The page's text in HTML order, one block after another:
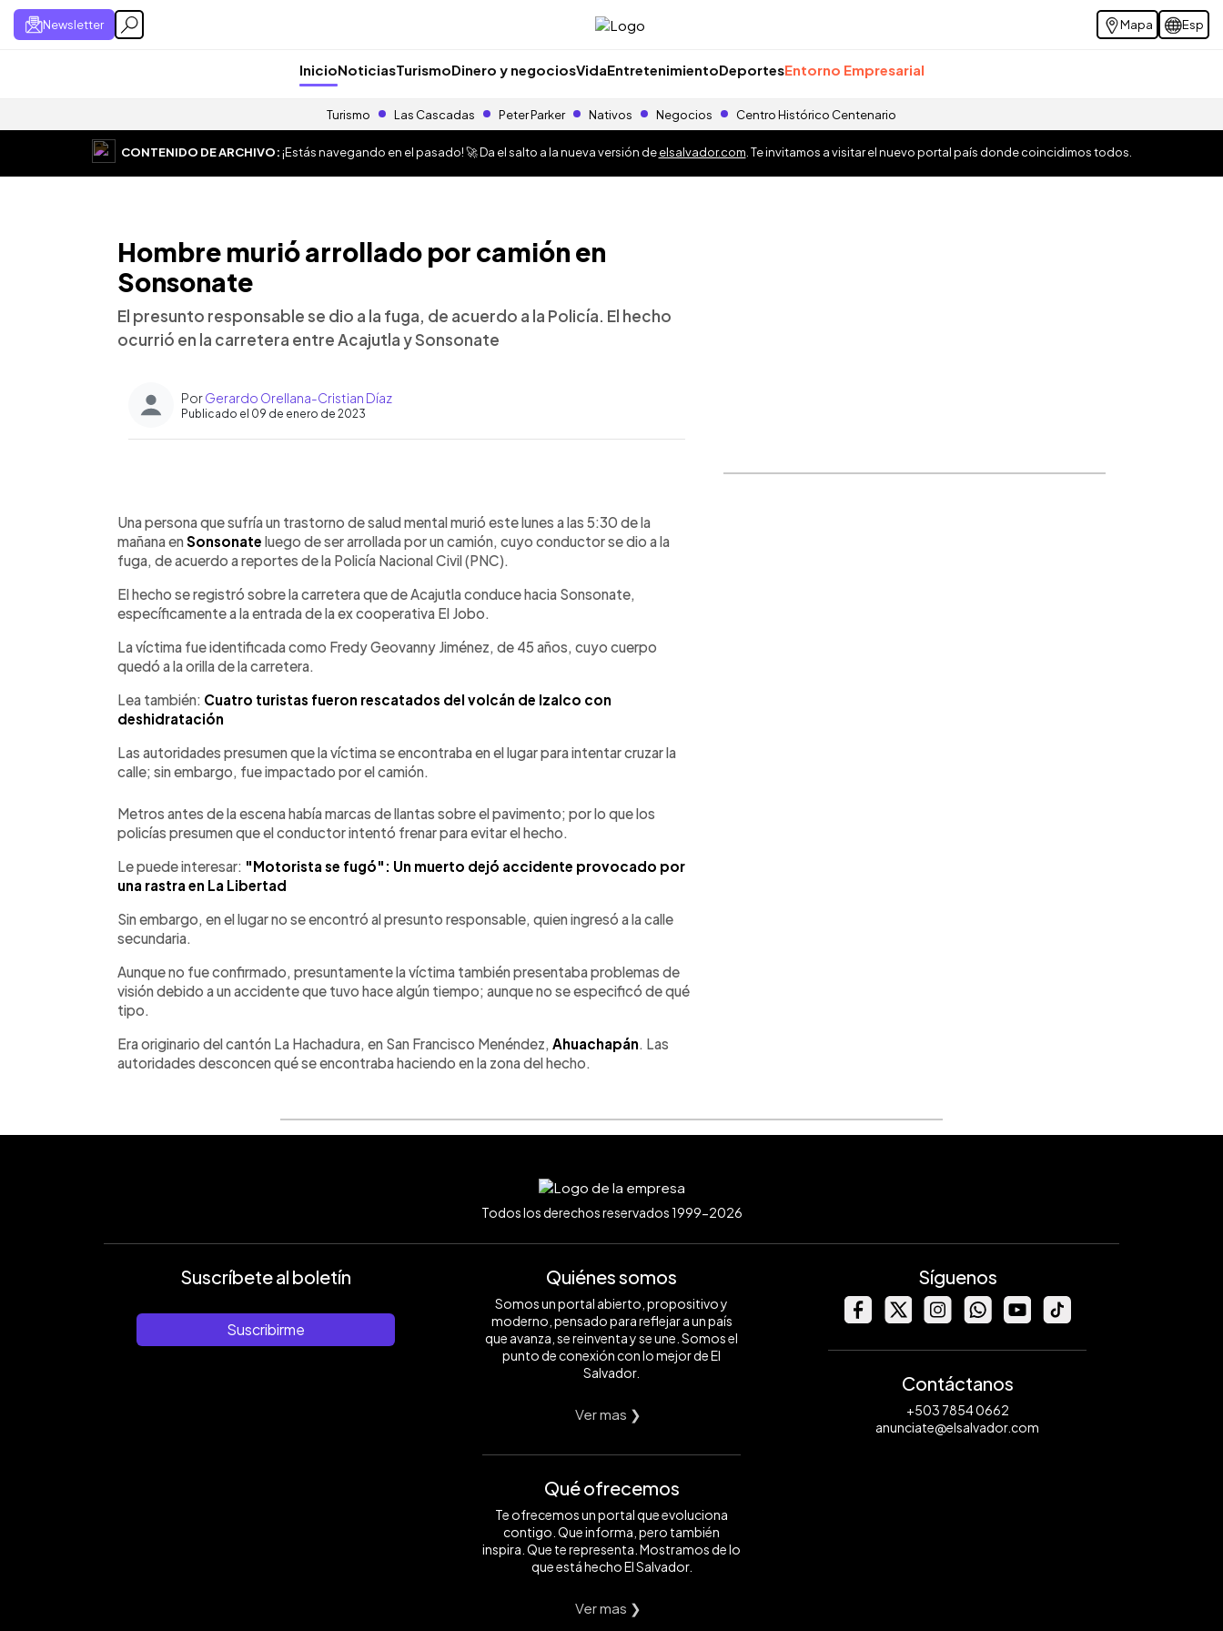
Newsletter Mapa Esp
InicioNoticiasTurismoDinero y negociosVidaEntretenimientoDeportesEntorno Empresarial
Turismo Las Cascadas Peter Parker Nativos Negocios Centro Histórico Centenario
CONTENIDO DE ARCHIVO:¡Estás navegando en el pasado! 🚀 Da el salto a la nueva versión deelsalvador.com . Te invitamos a visitar el nuevo portal país donde coincidimos todos.
Hombre murió arrollado por camión en
Sonsonate
El presunto responsable se dio a la fuga, de acuerdo a la Policía. El hecho
ocurrió en la carretera entre Acajutla y Sonsonate
PorGerardo Orellana-Cristian Díaz
Publicado el 09 de enero de 2023
Escuchar artículo
Una persona que sufría un trastorno de salud mental murió este lunes a las 5:30 de la
mañana enSonsonate luego de ser arrollada por un camión, cuyo conductor se dio a la
fuga, de acuerdo a reportes de la Policía Nacional Civil (PNC).
El hecho se registró sobre la carretera que de Acajutla conduce hacia Sonsonate,
específicamente a la entrada de la ex cooperativa El Jobo.
La víctima fue identificada como Fredy Geovanny Jiménez, de 45 años, cuyo cuerpo
quedó a la orilla de la carretera.
Lea también: Cuatro turistas fueron rescatados del volcán de Izalco con
deshidratación
Las autoridades presumen que la víctima se encontraba en el lugar para intentar cruzar la
calle; sin embargo, fue impactado por el camión.
Metros antes de la escena había marcas de llantas sobre el pavimento; por lo que los
policías presumen que el conductor intentó frenar para evitar el hecho.
Le puede interesar: "Motorista se fugó": Un muerto dejó accidente provocado por
una rastra en La Libertad
Sin embargo, en el lugar no se encontró al presunto responsable, quien ingresó a la calle
secundaria.
Aunque no fue confirmado, presuntamente la víctima también presentaba problemas de
visión debido a un accidente que tuvo hace algún tiempo; aunque no se especificó de qué
tipo.
Era originario del cantón La Hachadura, en San Francisco Menéndez, Ahuachapán. Las
autoridades desconcen qué se encontraba haciendo en la zona del hecho.
Todos los derechos reservados 1999-2026
Suscríbete al boletín
Suscribirme
Quiénes somos
Somos un portal abierto, propositivo y
moderno, pensado para reflejar a un país
que avanza, se reinventa y se une. Somos el
punto de conexión con lo mejor de El
Salvador.
Ver mas ❯
Qué ofrecemos
Te ofrecemos un portal que evoluciona
contigo. Que informa, pero también
inspira. Que te representa. Mostramos de lo
que está hecho El Salvador.
Ver mas ❯
Síguenos
Contáctanos
+503 7854 0662
anunciate@elsalvador.com